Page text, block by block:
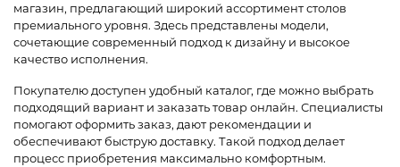
магазин, предлагающий широкий ассортимент столов
премиального уровня. Здесь представлены модели,
сочетающие современный подход к дизайну и высокое
качество исполнения.
Покупателю доступен удобный каталог, где можно выбрать
подходящий вариант и заказать товар онлайн. Специалисты
помогают оформить заказ, дают рекомендации и
обеспечивают быструю доставку. Такой подход делает
процесс приобретения максимально комфортным.